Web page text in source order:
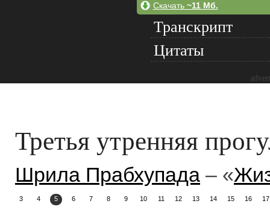
Скачать ~11 Мб.
Транскрипт
Цитаты
Третья утренняя
Шрила Прабхупада – «
3 4 5 6 7 8 9 10 11 12 13 14 15 16 17